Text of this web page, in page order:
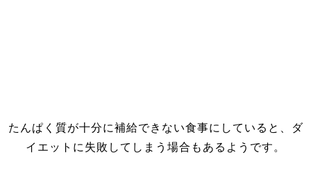
たんぱく質が十分に補給できない食事にしていると、ダ
イエットに失敗してしまう場合もあるようです。